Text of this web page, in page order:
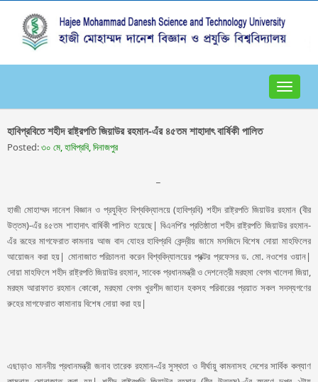
Toggle
হাবিপ্রবিতে শহীদ রাষ্ট্রপতি জিয়াউর রহমান-এঁর ৪৫তম শাহাদাৎ বার্ষিকী পালিত
Posted:৩০ মে, হাবিপ্রবি, দিনাজপুর
হাজী মোহাম্মদ দানেশ বিজ্ঞান ও প্রযুক্তি বিশ্ববিদ্যালয়ে (হাবিপ্রবি) শহীদ রাষ্ট্রপতি জিয়াউর রহমান (বীর
উত্তম)-এঁর ৪৫তম শাহাদাৎ বার্ষিকী পালিত হয়েছে| বিএনপি’র প্রতিষ্ঠাতা শহীদ রাষ্ট্রপতি জিয়াউর রহমান-
এঁর রূহের মাগফেরাত কামনায় আজ বাদ যোহর হাবিপ্রবি কেন্দ্রীয় জামে মসজিদে বিশেষ দোয়া মাহফিলের
আয়োজন করা হয়| মোনাজাত পরিচালনা করেন বিশ্ববিদ্যালয়ের প্রক্টর প্রফেসর ড. মো. নওশের ওয়ান|
দোয়া মাহফিলে শহীদ রাষ্ট্রপতি জিয়াউর রহমান, সাবেক প্রধানমন্ত্রী ও দেশনেত্রী মরহুমা বেগম খালেদা জিয়া,
মরহুম আরাফাত রহমান কোকো, মরহুমা বেগম খুরশীদ জাহান হকসহ পরিবারের প্রয়াত সকল সদস্যগণের
রুহের মাগফেরাত কামানায় বিশেষ দোয়া করা হয়|
এছাড়াও মাননীয় প্রধানমন্ত্রী জনাব তারেক রহমান-এঁর সুস্থতা ও দীর্ঘায়ু কামনাসহ দেশের সার্বিক কল্যাণ